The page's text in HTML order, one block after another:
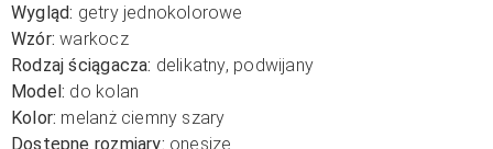
Wygląd: getry jednokolorowe
Wzór: warkocz
Rodzaj ściągacza: delikatny, podwijany
Model: do kolan
Kolor: melanż ciemny szary
Dostępne rozmiary: onesize